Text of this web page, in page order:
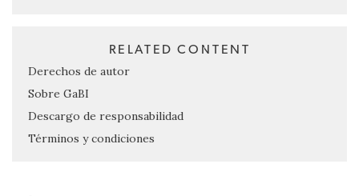
RELATED CONTENT
Derechos de autor
Sobre GaBI
Descargo de responsabilidad
Términos y condiciones